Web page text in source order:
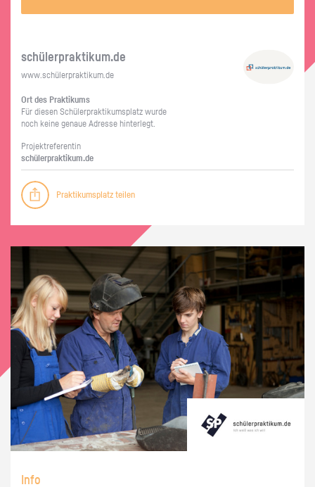
schü­ler­prak­ti­kum.de
www.​schüler​prak​tiku​m.​de
Ort des Prak­ti­kums
Für die­sen Schü­ler­prak­ti­kums­platz wurde
noch keine ge­naue Adres­se hin­ter­legt.
Pro­jekt­re­fe­ren­tin
schü­ler­prak­ti­kum.de
Praktikumsplatz teilen
Info